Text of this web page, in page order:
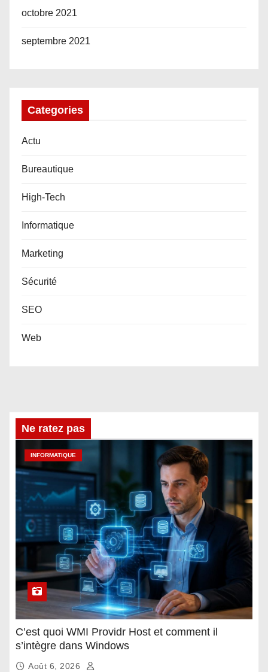
octobre 2021
septembre 2021
Categories
Actu
Bureautique
High-Tech
Informatique
Marketing
Sécurité
SEO
Web
Ne ratez pas
INFORMATIQUE
C’est quoi WMI Providr Host et comment il
s’intègre dans Windows
Août 6, 2026